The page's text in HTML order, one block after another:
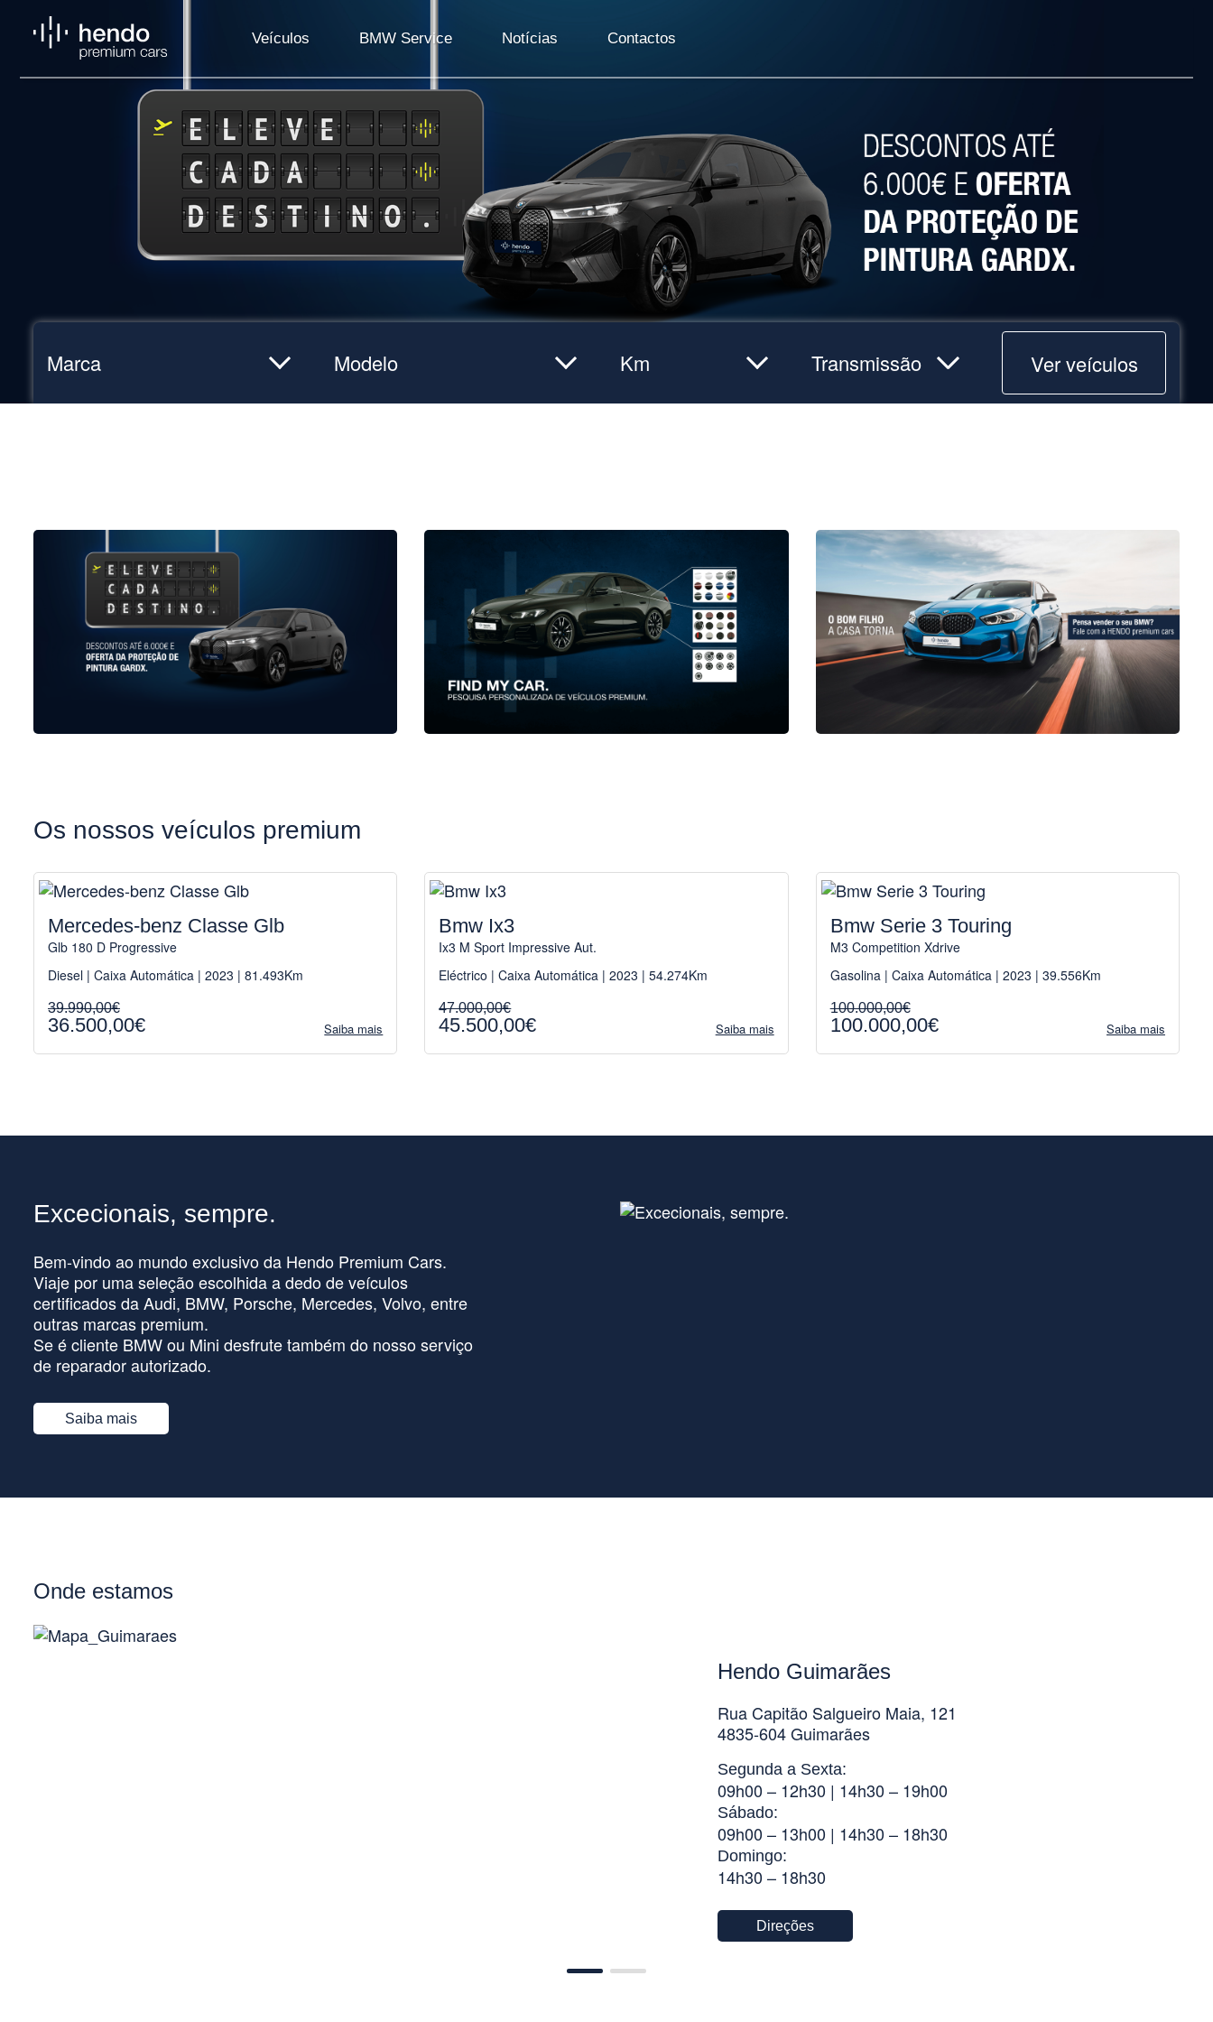
Veículos BMW Service Notícias Contactos
Ver veículos
Os nossos veículos premium
Mercedes-benz Classe Glb
Glb 180 D Progressive
Diesel | Caixa Automática | 2023 | 81.493Km
39.990,00€
36.500,00€ Saiba mais
Bmw Ix3
Ix3 M Sport Impressive Aut.
Eléctrico | Caixa Automática | 2023 | 54.274Km
47.000,00€
45.500,00€ Saiba mais
Bmw Serie 3 Touring
M3 Competition Xdrive
Gasolina | Caixa Automática | 2023 | 39.556Km
100.000,00€
100.000,00€ Saiba mais
Excecionais, sempre.
Bem-vindo ao mundo exclusivo da Hendo Premium Cars.
Viaje por uma seleção escolhida a dedo de veículos
certificados da Audi, BMW, Porsche, Mercedes, Volvo, entre
outras marcas premium.
Se é cliente BMW ou Mini desfrute também do nosso serviço
de reparador autorizado.
Saiba mais
Onde estamos
Hendo Guimarães
Rua Capitão Salgueiro Maia, 121
4835-604 Guimarães
Segunda a Sexta:
09h00 – 12h30 | 14h30 – 19h00
Sábado:
09h00 – 13h00 | 14h30 – 18h30
Domingo:
14h30 – 18h30
Direções